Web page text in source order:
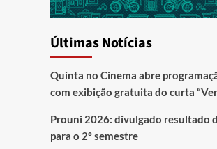
Últimas Notícias
Quinta no Cinema abre
com exibição gratuita do curta
Prouni 2026: divulgado resultado
para o 2º semestre